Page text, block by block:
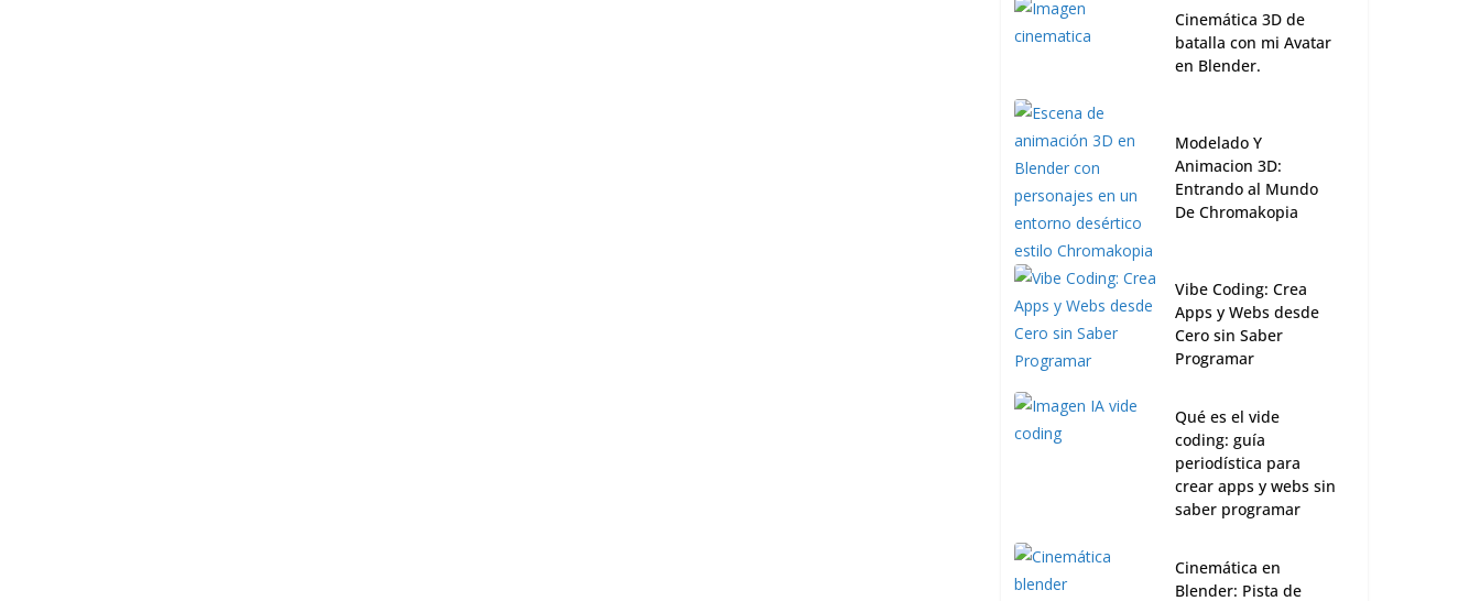
Cinemática 3D de
batalla con mi Avatar
en Blender.
Modelado Y
Animacion 3D:
Entrando al Mundo
De Chromakopia
Vibe Coding: Crea
Apps y Webs desde
Cero sin Saber
Programar
Qué es el vide
coding: guía
periodística para
crear apps y webs sin
saber programar
Cinemática en
Blender: Pista de